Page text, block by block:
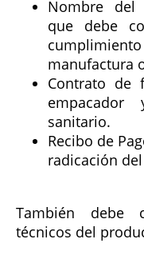
Nombre del
que debe
manufactura
Contrato de
sanitario.
Recibo de
radicación
También debe
técnicos del